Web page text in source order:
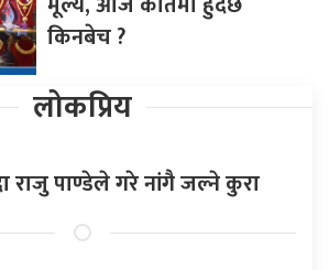
किनबेच ?
लोकप्रिय
राजु पाण्डेले गरे नांगै जल्ने कुरा